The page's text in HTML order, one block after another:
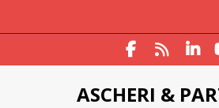
ASCHERI &